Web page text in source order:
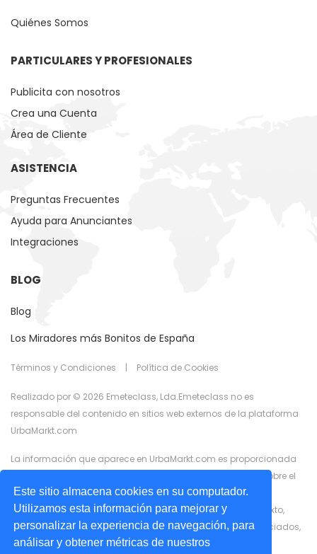
Este sitio almacena cookies en su computador.
Utilizamos esta información para mejorar y
personalizar la experiencia de navegación, para
análisar y obtener métricas de nuestros
Quiénes Somos
PARTICULARES Y PROFESIONALES
Publicita con nosotros
Crea una Cuenta
Área de Cliente
ASISTENCIA
Preguntas Frecuentes
Ayuda para Anunciantes
Integraciones
BLOG
Blog
Los Miradores más Bonitos de España
Términos y Condiciones | Política de Cookies
Realizado por © 2026 Emeteclass, Lda.Emeteclass no es
responsable del contenido en sitios web externos de la plataforma
UrbaMarkt.com
La información que aparece en UrbaMarkt.com es proporcionada
por anunciantes externos. UrbaMarkt.com no tiene control sobre el
contenido proporcionado, ni garantiza la exactitud de la
información que se muestra en ninguno de los formatos (texto,
imágenes, videos) o contenido relacionado o recursos asociados,
proporcionados por los anunciantes con fines publicitarios.